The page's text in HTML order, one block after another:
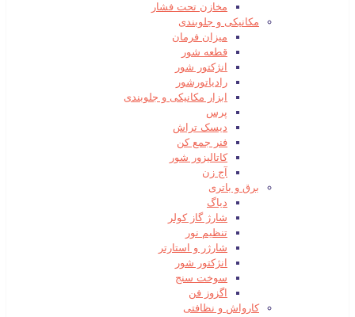
مخازن تحت فشار
مکانیکی و جلوبندی
میزان فرمان
قطعه شور
انژکتور شور
رادیاتورشور
ابزار مکانیکی و جلوبندی
پرس
دیسک تراش
فنر جمع کن
کاتالیزور شور
آج زن
برق و باتری
دیاگ
شارژ گاز کولر
تنظیم نور
شارژر و استارتر
انژکتور شور
سوخت سنج
اگزوز فن
کارواش و نظافتی